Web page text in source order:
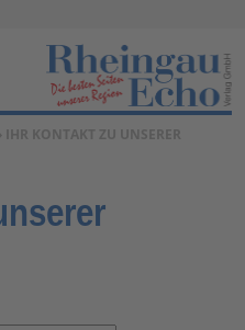
↓
IHR KONTAKT ZU UNSERER